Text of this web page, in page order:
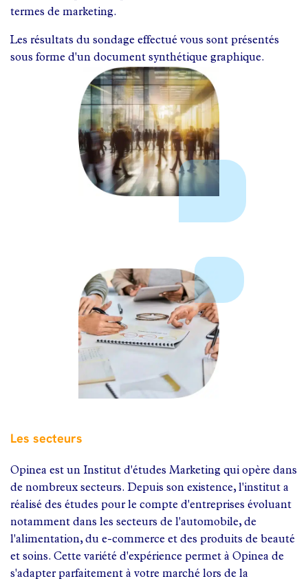
termes de marketing.
Les résultats du sondage effectué vous sont présentés
sous forme d'un document synthétique graphique.
Les secteurs
Opinea est un Institut d'études Marketing qui opère dans
de nombreux secteurs. Depuis son existence, l'institut a
réalisé des études pour le compte d'entreprises évoluant
notamment dans les secteurs de l'automobile, de
l'alimentation, du e-commerce et des produits de beauté
et soins. Cette variété d'expérience permet à Opinea de
s'adapter parfaitement à votre marché lors de la